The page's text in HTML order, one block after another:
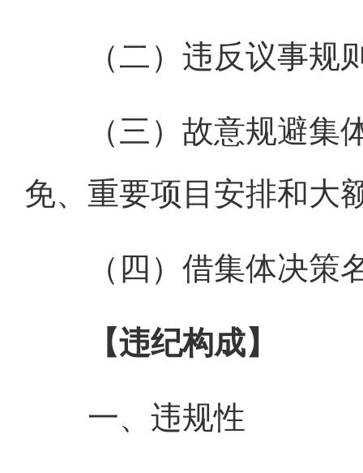
（二）违反议事规则
（三）故意规避集体
免、重要项目安排和大
（四）借集体决策
【违纪构成】
一、违规性